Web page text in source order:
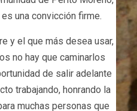
una convicción firme.
y el que más desea usar,
no hay que caminarlos
de salir adelante
trabajando, honrando la
muchas personas que